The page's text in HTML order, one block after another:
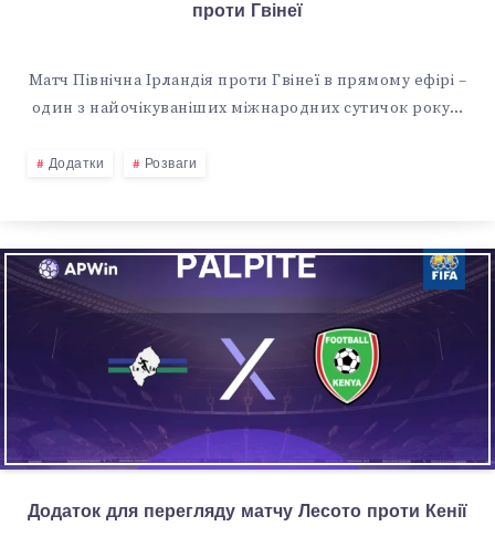
проти Гвінеї
Матч Північна Ірландія проти Гвінеї в прямому ефірі –
один з найочікуваніших міжнародних сутичок року…
Додатки Розваги
Додаток для перегляду матчу Лесото проти Кенії